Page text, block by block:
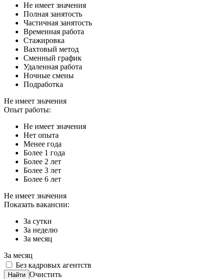
Не имеет значения
Полная занятость
Частичная занятость
Временная работа
Стажировка
Вахтовый метод
Сменный график
Удаленная работа
Ночные смены
Подработка
Не имеет значения
Опыт работы:
Не имеет значения
Нет опыта
Менее года
Более 1 года
Более 2 лет
Более 3 лет
Более 6 лет
Не имеет значения
Показать вакансии:
За сутки
За неделю
За месяц
За месяц
Без кадровых агентств
Найти Очистить